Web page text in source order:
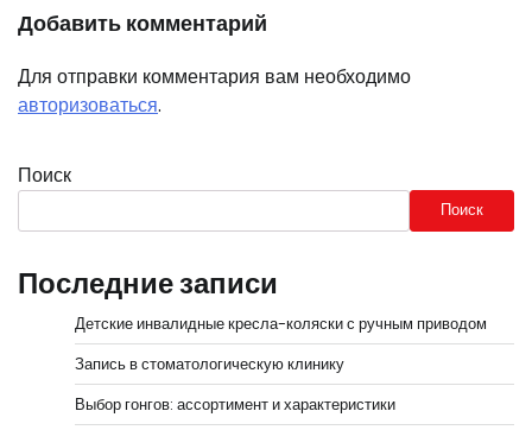
Добавить комментарий
Для отправки комментария вам необходимо
авторизоваться.
Поиск
Поиск
Последние записи
Детские инвалидные кресла-коляски с ручным приводом
Запись в стоматологическую клинику
Выбор гонгов: ассортимент и характеристики